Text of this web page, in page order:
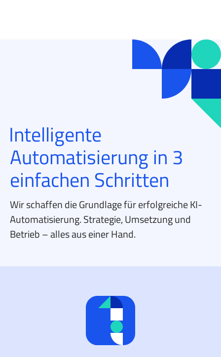
Intelligente
Automatisierungin 3
einfachen Schritten
Wir schaffen die Grundlage für erfolgreiche KI-
Automatisierung.Strategie, Umsetzung und
Betrieb – alles aus einer Hand.